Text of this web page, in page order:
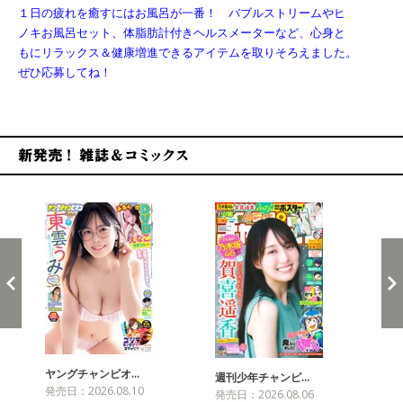
１日の疲れを癒すにはお風呂が一番！ バブルストリームやヒ
ノキお風呂セット、体脂肪計付きヘルスメーターなど、心身と
もにリラックス＆健康増進できるアイテムを取りそろえました。
ぜひ応募してね！
ヤングチャンピオ…
発売日：2026.08.10
週刊少年チャンピ…
発売日：2026.08.06